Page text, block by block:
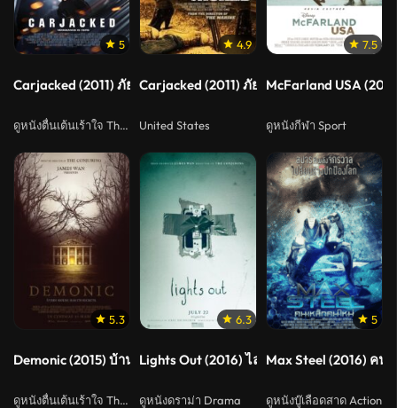
5
Carjacked (2011) ภัยแปลกหน้า ล่าสุดระทึก
ดูหนังตื่นเต้นเร้าใจ Thriller
4.9
Carjacked (2011) ภัยแปลกหน้า ล่าสุดระทึก
United States
7.5
McFarland USA
ดูหนังกีฬา Sport
5.3
Demonic (2015) บ้านกระตุกผี
ดูหนังตื่นเต้นเร้าใจ Thriller
6.3
Lights Out (2016) ไลท์เอาท์ มันออกมาขย้ำ
ดูหนังดราม่า Drama
5
Max Steel (2016) คน
ดูหนังบู๊เลือดสาด Action